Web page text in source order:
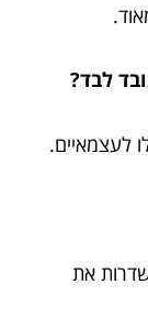
לבד?
לעצמאיים.
את